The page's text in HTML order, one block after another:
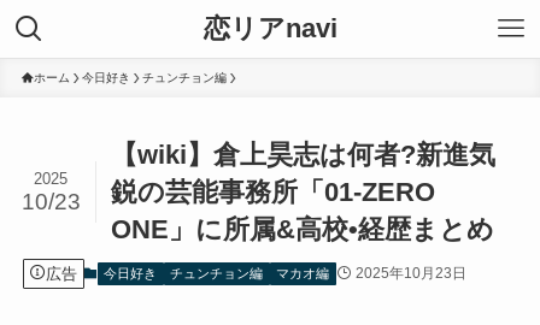
恋リアnavi
ホーム 今日好き チュンチョン編
【wiki】倉上昊志は何者?新進気
鋭の芸能事務所「01-ZERO
ONE」に所属&高校•経歴まとめ
2025
10/23
広告 今日好き チュンチョン編 マカオ編 2025年10月23日